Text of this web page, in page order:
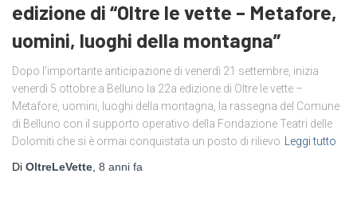
edizione di “Oltre le vette – Metafore,
uomini, luoghi della montagna”
Dopo l’importante anticipazione di venerdì 21 settembre, inizia
venerdì 5 ottobre a Belluno la 22a edizione di Oltre le vette –
Metafore, uomini, luoghi della montagna, la rassegna del Comune
di Belluno con il supporto operativo della Fondazione Teatri delle
Dolomiti che si è ormai conquistata un posto di rilievo
Leggi tutto
Di OltreLeVette 8 anni fa